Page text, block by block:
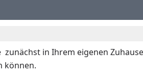
in Ihrem eigenen
können.